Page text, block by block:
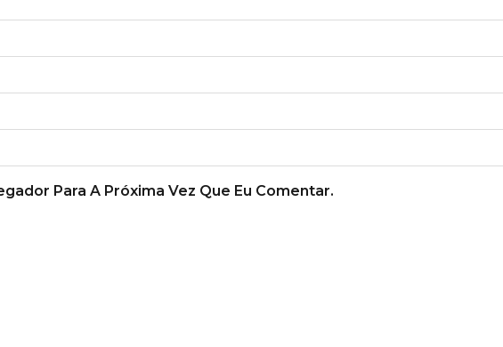
Para A Próxima Vez Que Eu Comentar.